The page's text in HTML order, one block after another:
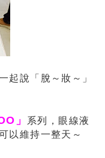
起說「脫～妝～」
」
系列，眼線液
以維持一整天～